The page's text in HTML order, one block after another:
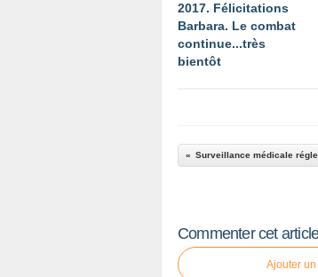
2017. Félicitations
Barbara. Le combat
continue...très
bientôt
Commenter cet
Ajouter